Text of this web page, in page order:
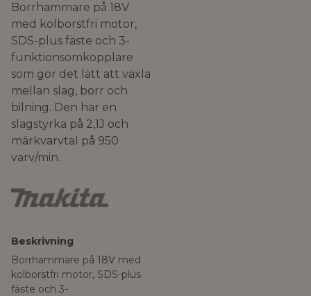
Borrhammare på 18V
med kolborstfri motor,
SDS-plus fäste och 3-
funktionsomkopplare
som gör det lätt att växla
mellan slag, borr och
bilning. Den har en
slagstyrka på 2,1J och
märkvarvtal på 950
varv/min.
Beskrivning
Borrhammare på 18V med
kolborstfri motor, SDS-plus
fäste och 3-